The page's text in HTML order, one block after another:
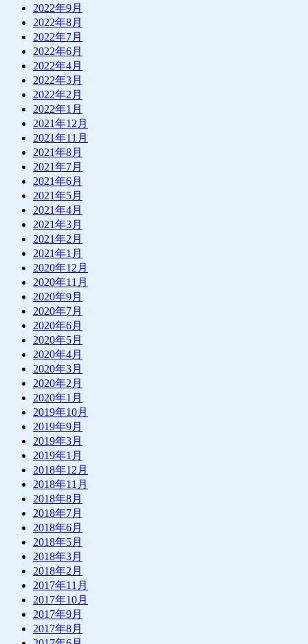
2022年9月
2022年8月
2022年7月
2022年6月
2022年4月
2022年3月
2022年2月
2022年1月
2021年12月
2021年11月
2021年8月
2021年7月
2021年6月
2021年5月
2021年4月
2021年3月
2021年2月
2021年1月
2020年12月
2020年11月
2020年9月
2020年7月
2020年6月
2020年5月
2020年4月
2020年3月
2020年2月
2020年1月
2019年10月
2019年9月
2019年3月
2019年1月
2018年12月
2018年11月
2018年8月
2018年7月
2018年6月
2018年5月
2018年3月
2018年2月
2017年11月
2017年10月
2017年9月
2017年8月